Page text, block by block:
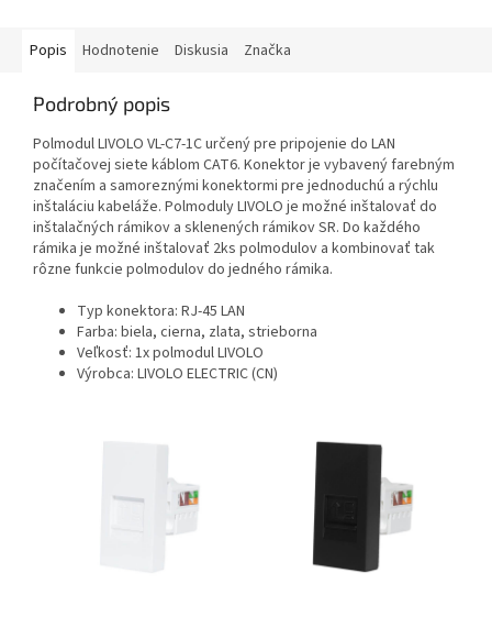
Popis Hodnotenie Diskusia Značka
Podrobný popis
Polmodul LIVOLO VL-C7-1C určený pre pripojenie do LAN
počítačovej siete káblom CAT6. Konektor je vybavený farebným
značením a samoreznými konektormi pre jednoduchú a rýchlu
inštaláciu kabeláže. Polmoduly LIVOLO je možné inštalovať do
inštalačných rámikov a sklenených rámikov SR. Do každého
rámika je možné inštalovať 2ks polmodulov a kombinovať tak
rôzne funkcie polmodulov do jedného rámika.
Typ konektora: RJ-45 LAN
Farba: biela, cierna, zlata, strieborna
Veľkosť: 1x polmodul LIVOLO
Výrobca: LIVOLO ELECTRIC (CN)